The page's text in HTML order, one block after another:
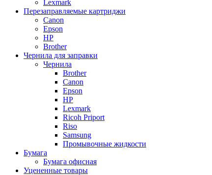
Lexmark
Перезаправляемые картриджи
Canon
Epson
HP
Brother
Чернила для заправки
Чернила
Brother
Canon
Epson
HP
Lexmark
Ricoh Priport
Riso
Samsung
Промывочные жидкости
Бумага
Бумага офисная
Уцененные товары